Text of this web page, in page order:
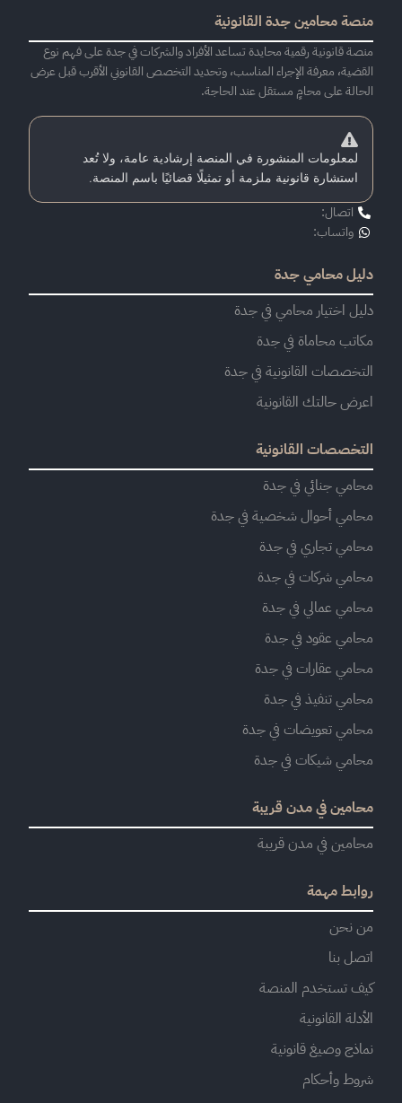
منصة محامين جدة القانونية
منصة قانونية رقمية محايدة تساعد الأفراد والشركات في جدة على فهم نوع
القضية، معرفة الإجراء المناسب، وتحديد التخصص القانوني الأقرب قبل عرض
الحالة على محامٍ مستقل عند الحاجة.
لمعلومات المنشورة في المنصة إرشادية عامة، ولا تُعد
استشارة قانونية ملزمة أو تمثيلًا قضائيًا باسم المنصة.
اتصال:
واتساب:
دليل محامي جدة
دليل اختيار محامي في جدة
مكاتب محاماة في جدة
التخصصات القانونية في جدة
اعرض حالتك القانونية
التخصصات القانونية
محامي جنائي في جدة
محامي أحوال شخصية في جدة
محامي تجاري في جدة
محامي شركات في جدة
محامي عمالي في جدة
محامي عقود في جدة
محامي عقارات في جدة
محامي تنفيذ في جدة
محامي تعويضات في جدة
محامي شيكات في جدة
محامين في مدن قريبة
محامين في مدن قريبة
روابط مهمة
من نحن
اتصل بنا
كيف تستخدم المنصة
الأدلة القانونية
نماذج وصيغ قانونية
شروط وأحكام